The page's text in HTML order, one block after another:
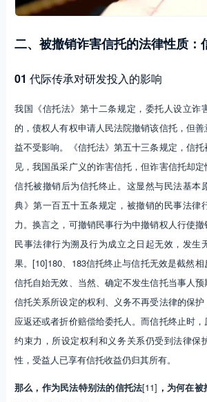
二、被撤销诈害信托的法律性质：
01 代际传承对研发投入的影响
我国《信托法》第十二条规定，委托人设立诈
的，债权人有权申请人民法院撤销该信托，但
益不受影响。《信托法》第五十三条规定，信
见，我国虽采广义的诈害信托，但诈害信托却
信托被撤销后为信托终止。这显然与民法基本
典》第一百五十五条规定，被撤销的民事法律
力。换言之，可撤销民事行为中撤销权人行使
民事法律行为溯及行为成立之日起无效，发生
果。[10]180、183信托终止与信托无效是截然
信托自始无效、当然、确定不发生信托当事人
信托关系所设定的权利、义务不再受法律的保
应返还或者折价赔偿给委托人。而信托终止时
约束力，所设定权利和义务关系仍受到法律保
性，受益人已享有信托收益仍归其所有。
那么，作为民法特别法的信托法[11] ，为何在